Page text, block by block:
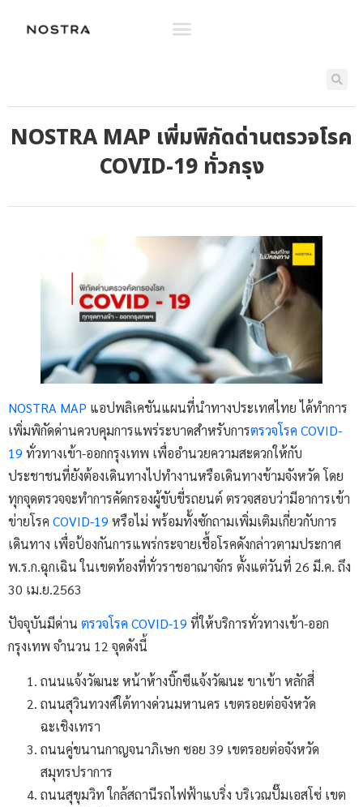
NOSTRA MAP เพิ่มพิกัดด่านตรวจโรค
COVID-19 ทั่วกรุง
NOSTRA MAP แอปพลิเคชันแผนที่นำทางประเทศไทย ได้ทำการ
เพิ่มพิกัดด่านควบคุมการแพร่ระบาดสำหรับการตรวจโรค COVID-
19 ทั่วทางเข้า-ออกกรุงเทพ เพื่ออำนวยความสะดวกให้กับ
ประชาชนที่ยังต้องเดินทางไปทำงานหรือเดินทางข้ามจังหวัด โดย
ทุกจุดตรวจจะทำการคัดกรองผู้ขับขี่รถยนต์ ตรวจสอบว่ามีอาการเข้า
ข่ายโรค COVID-19 หรือไม่ พร้อมทั้งซักถามเพิ่มเติมเกี่ยวกับการ
เดินทาง เพื่อป้องกันการแพร่กระจายเชื้อโรคดังกล่าวตามประกาศ
พ.ร.ก.ฉุกเฉิน ในเขตท้องที่ทั่วราชอาณาจักร ตั้งแต่วันที่ 26 มี.ค. ถึง
30 เม.ย.2563
ปัจจุบันมีด่าน ตรวจโรค COVID-19 ที่ให้บริการทั่วทางเข้า-ออก
กรุงเทพ จำนวน 12 จุดดังนี้
ถนนแจ้งวัฒนะ หน้าห้างบิ๊กซีแจ้งวัฒนะ ขาเข้า หลักสี่
ถนนสุวินทวงศ์ใต้ทางด่วนมหานคร เขตรอยต่อจังหวัด
ฉะเชิงเทรา
ถนนคู่ขนานกาญจนาภิเษก ซอย 39 เขตรอยต่อจังหวัด
สมุทรปราการ
ถนนสุขุมวิท ใกล้สถานีรถไฟฟ้าแบริ่ง บริเวณปั๊มเอสโซ่ เขต